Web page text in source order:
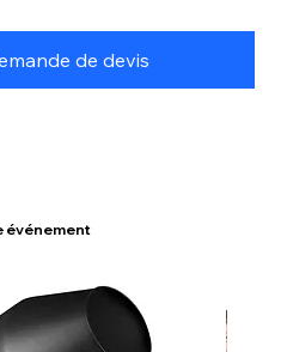
de devis
événement